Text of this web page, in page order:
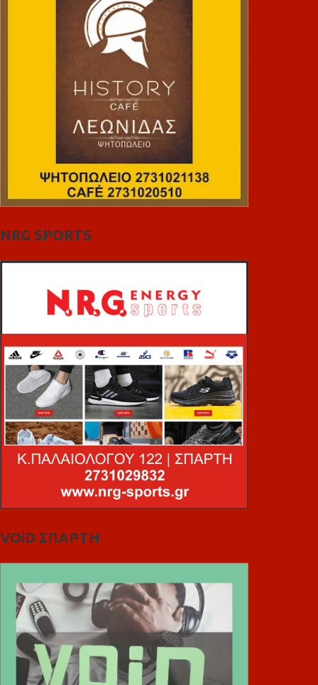
NRG SPORTS
VOiD ΣΠΑΡΤΗ